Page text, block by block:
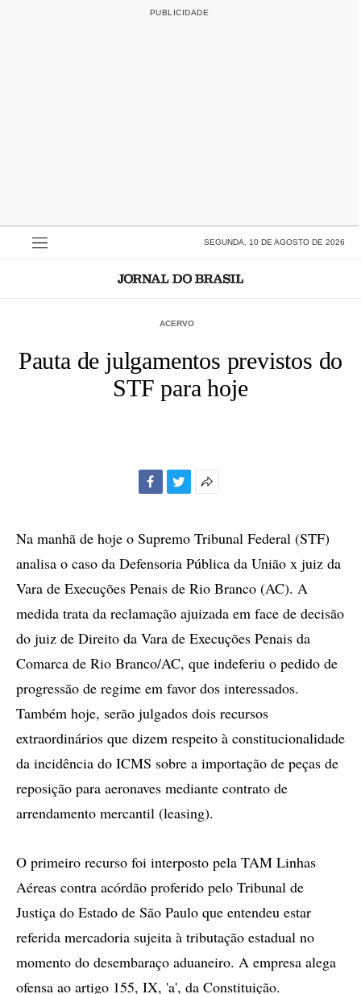
SEGUNDA, 10 DE AGOSTO DE 2026
ACERVO
Pauta de julgamentos previstos do
STF para hoje
compartilhamento
Na manhã de hoje o Supremo Tribunal Federal (STF)
analisa o caso da Defensoria Pública da União x juiz da
Vara de Execuções Penais de Rio Branco (AC). A
medida trata da reclamação ajuizada em face de decisão
do juiz de Direito da Vara de Execuções Penais da
Comarca de Rio Branco/AC, que indeferiu o pedido de
progressão de regime em favor dos interessados.
Também hoje, serão julgados dois recursos
extraordinários que dizem respeito à constitucionalidade
da incidência do ICMS sobre a importação de peças de
reposição para aeronaves mediante contrato de
arrendamento mercantil (leasing).
O primeiro recurso foi interposto pela TAM Linhas
Aéreas contra acórdão proferido pelo Tribunal de
Justiça do Estado de São Paulo que entendeu estar
referida mercadoria sujeita à tributação estadual no
momento do desembaraço aduaneiro. A empresa alega
ofensa ao artigo 155, IX, 'a', da Constituição.